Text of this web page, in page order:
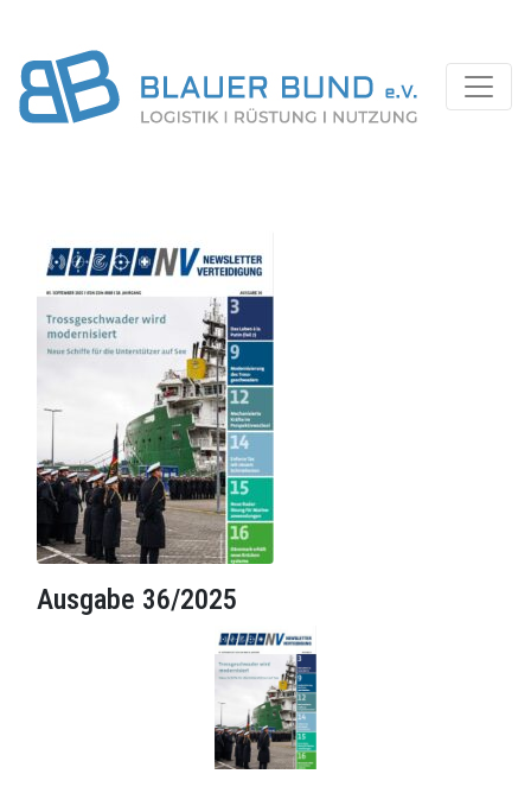
Ausgabe 36/2025